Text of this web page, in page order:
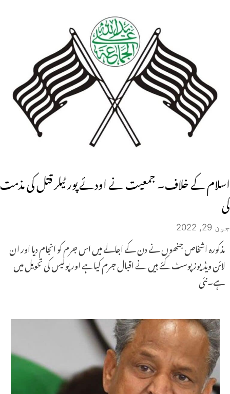
اسلام کے خلاف۔ جمعیت نے اودئے پور ٹیلر قتل کی مذمت
کی
جون 29, 2022
مذکورہ اشخاص جنھوں نے دن کے اجالے میں اس جرم کو انجام دیا اور ان
لائن ویڈیوز پوسٹ کئے ہیں نے اقبال جرم کیاہے اور پولیس کی تحویل میں
ہے۔نئی